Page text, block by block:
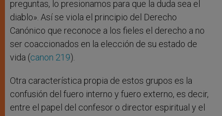
preguntas, lo presionamos para que la duda sea el
diablo». Así se viola el principio del Derecho
Canónico que reconoce a los fieles el derecho a no
ser coaccionados en la elección de su estado de
vida (canon 219).
Otra característica propia de estos grupos es la
confusión del fuero interno y fuero externo, es decir,
entre el papel del confesor o director espiritual y el